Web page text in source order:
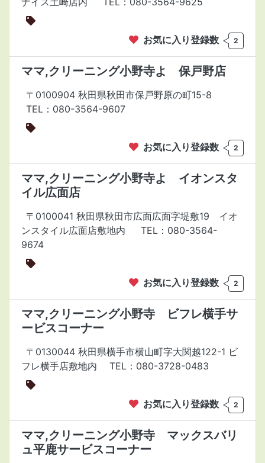
お気に入り登録数 2
ママ,クリーニング小野寺よ 保戸野店
〒0100904 秋田県秋田市保戸野原の町15-8
TEL：080-3564-9607
お気に入り登録数 2
ママ,クリーニング小野寺よ イオンスタ
イル広面店
〒0100041 秋田県秋田市広面広面字堤敷19 イオ
ンスタイル広面店敷地内
TEL：080-3564-
9674
お気に入り登録数 2
ママ,クリーニング小野寺 ビフレ横手サ
ービスコーナー
〒0130044 秋田県横手市横山町字大関越122-1 ビ
フレ横手店敷地内
TEL：080-3728-0483
お気に入り登録数 2
ママ,クリーニング小野寺 マックスバリ
ュ平鹿サービスコーナー